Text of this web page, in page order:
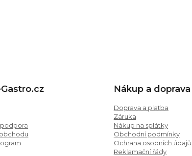
Nákup a doprava
Doprava a platba
Záruka
Nákup na splátky
Obchodní podmínky
Ochrana osobních údajů
Reklamační řády